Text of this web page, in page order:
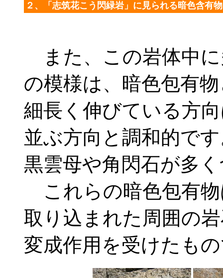
２、「志筑花こう閃緑岩」に見られる暗色含有物
また、この岩体中
の模様は、暗色包有
細長く伸びている方
並ぶ方向と調和的で
黒雲母や角閃石が多
これらの暗色包有
取り込まれた周囲の
変成作用を受けたも